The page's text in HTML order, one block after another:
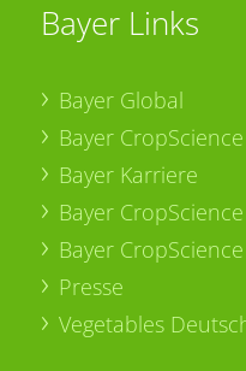
Bayer Links
Bayer Global
Bayer
Bayer Karriere
Bayer
Bayer
Presse
Vegetables